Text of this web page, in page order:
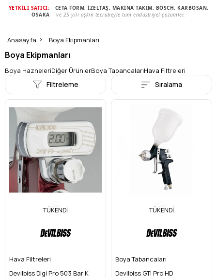
YETKİLİ SATICI:
CETA FORM, İZELTAŞ, MAKİNA TAKIM, BOSCH, KARBOSAN,
OSAKA
ve 25 yılı aşkın tecrübeyle tüm endüstriyel çözümler.
Anasayfa Boya Ekipmanları
Boya Ekipmanları
Boya HazneleriDiğer ÜrünlerBoya TabancalarıHava Filtreleri
Filtreleme Sıralama
TÜKENDI
Hava Filtreleri
Devilbiss Digi Pro 503 Bar K
TÜKENDI
Boya Tabancaları
Devilbiss GTİ Pro HD